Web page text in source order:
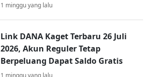
1 minggu yang lalu
Link DANA Kaget Terbaru 26 Juli
2026, Akun Reguler Tetap
Berpeluang Dapat Saldo Gratis